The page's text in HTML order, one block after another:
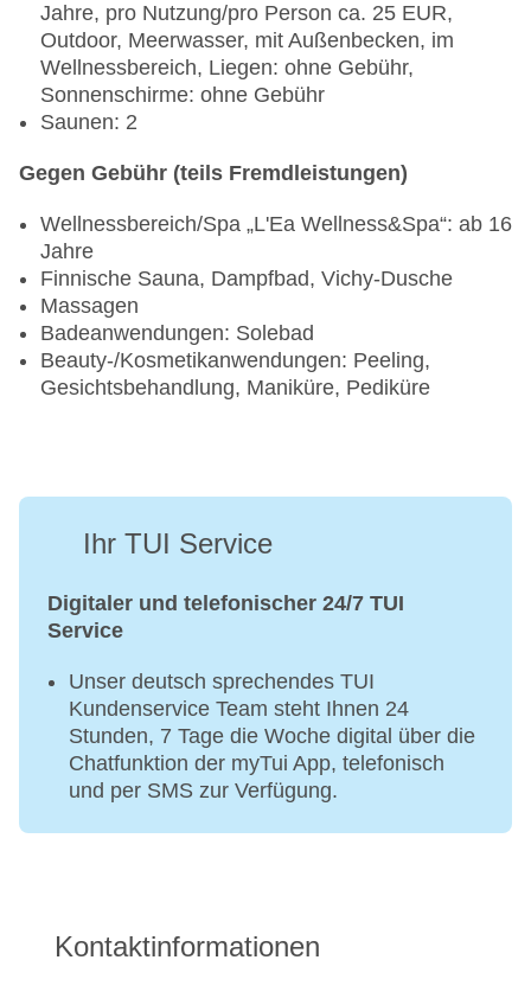
Jahre, pro Nutzung/pro Person ca. 25 EUR,
Outdoor, Meerwasser, mit Außenbecken, im
Wellnessbereich, Liegen: ohne Gebühr,
Sonnenschirme: ohne Gebühr
Saunen: 2
Gegen Gebühr (teils Fremdleistungen)
Wellnessbereich/Spa „L'Ea Wellness&Spa“: ab 16
Jahre
Finnische Sauna, Dampfbad, Vichy-Dusche
Massagen
Badeanwendungen: Solebad
Beauty-/Kosmetikanwendungen: Peeling,
Gesichtsbehandlung, Maniküre, Pediküre
Ihr TUI Service
Digitaler und telefonischer 24/7 TUI
Service
Unser deutsch sprechendes TUI
Kundenservice Team steht Ihnen 24
Stunden, 7 Tage die Woche digital über die
Chatfunktion der myTui App, telefonisch
und per SMS zur Verfügung.
Kontaktinformationen